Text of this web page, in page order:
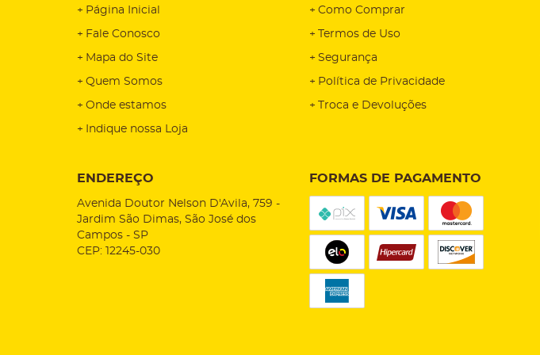
Página Inicial
Fale Conosco
Mapa do Site
Quem Somos
Onde estamos
Indique nossa Loja
Como Comprar
Termos de Uso
Segurança
Política de Privacidade
Troca e Devoluções
ENDEREÇO
Avenida Doutor Nelson D'Avila, 759 -
Jardim São Dimas, São José dos
Campos - SP
CEP: 12245-030
FORMAS DE PAGAMENTO